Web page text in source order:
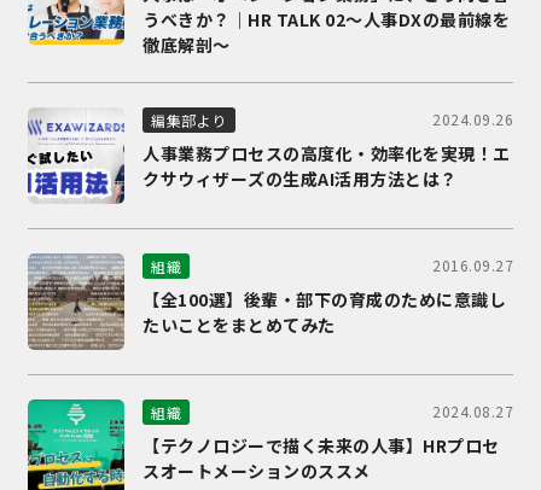
うべきか？｜HR TALK 02～人事DXの最前線を
徹底解剖～
編集部より 2024.09.26
人事業務プロセスの高度化・効率化を実現！エ
クサウィザーズの生成AI活用方法とは？
組織 2016.09.27
【全100選】後輩・部下の育成のために意識し
たいことをまとめてみた
組織 2024.08.27
【テクノロジーで描く未来の人事】HRプロセ
スオートメーションのススメ